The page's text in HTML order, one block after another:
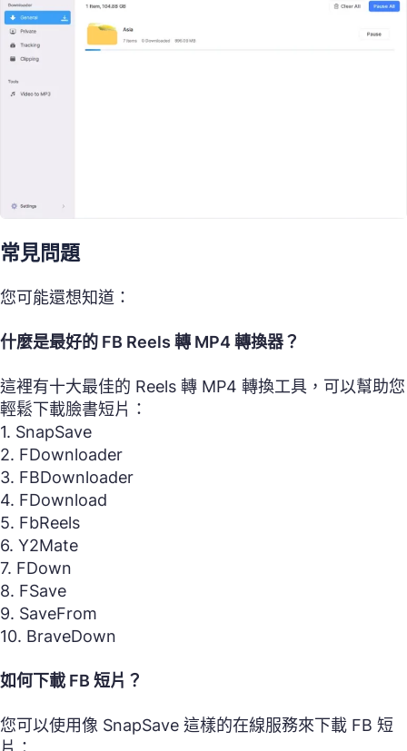
常見問題
您可能還想知道：
什麼是最好的 FB Reels 轉 MP4 轉換器？
這裡有十大最佳的 Reels 轉 MP4 轉換工具，可以幫助您
輕鬆下載臉書短片：
1. SnapSave
2. FDownloader
3. FBDownloader
4. FDownload
5. FbReels
6. Y2Mate
7. FDown
8. FSave
9. SaveFrom
10. BraveDown
如何下載 FB 短片？
您可以使用像 SnapSave 這樣的在線服務來下載 FB 短